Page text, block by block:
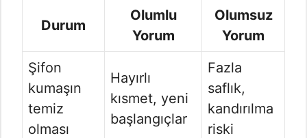
Durum
Olumlu
Yorum
Olumsuz
Yorum
Şifon
kumaşın
temiz
olması
Hayırlı
kısmet, yeni
başlangıçlar
Fazla
saflık,
kandırılma
riski